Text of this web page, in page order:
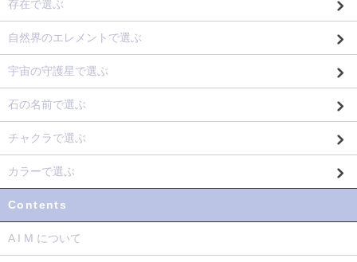
存在で選ぶ
自然界のエレメントで選ぶ
宇宙の守護星で選ぶ
石の名前で選ぶ
チャクラで選ぶ
カラーで選ぶ
Contents
A I M について